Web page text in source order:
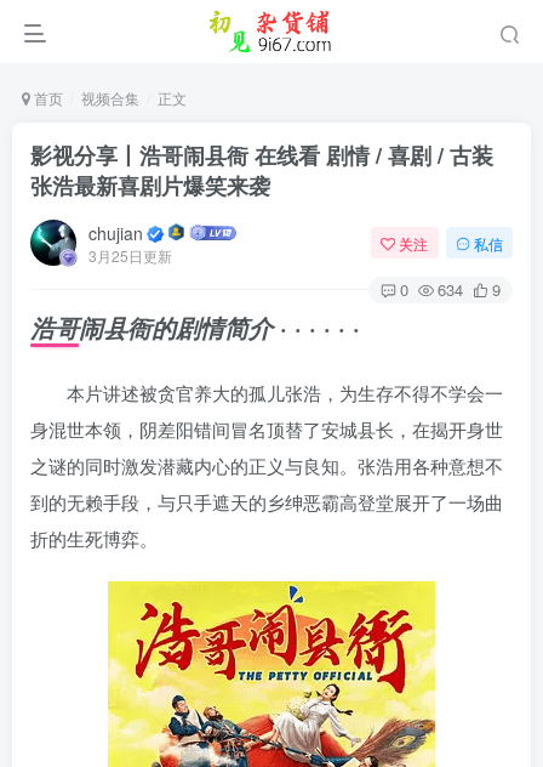
首页 视频合集 正文
影视分享丨浩哥闹县衙 在线看 剧情 / 喜剧 / 古装
张浩最新喜剧片爆笑来袭
chujian
3月25日更新
关注 私信
0 634 9
浩哥闹县衙的剧情简介· · · · · ·
本片讲述被贪官养大的孤儿张浩，为生存不得不学会一
身混世本领，阴差阳错间冒名顶替了安城县长，在揭开身世
之谜的同时激发潜藏内心的正义与良知。张浩用各种意想不
到的无赖手段，与只手遮天的乡绅恶霸高登堂展开了一场曲
折的生死博弈。